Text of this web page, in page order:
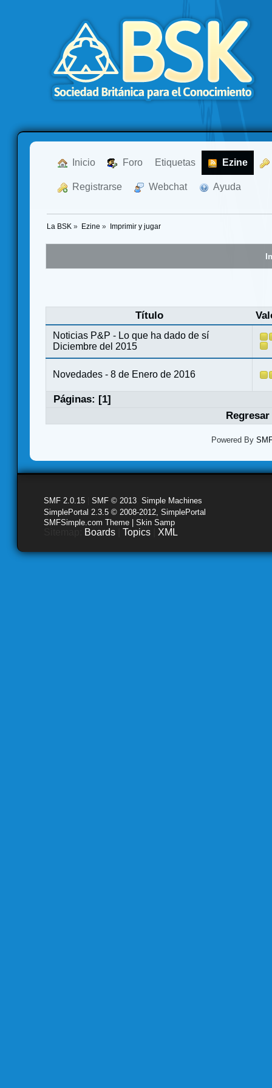
Inicio Foro Etiquetas Ezine
Registrarse Webchat Ayuda
La BSK » Ezine » Imprimir y jugar
Título
Noticias P&P - Lo que ha dado de sí
Diciembre del 2015
Novedades - 8 de Enero de 2016
Páginas: [1]
Powered By
SMF 2.0.15 SMF © 2013 Simple Machines
SimplePortal 2.3.5 © 2008-2012, SimplePortal
SMFSimple.com Theme | Skin Samp
Boards Topics XML